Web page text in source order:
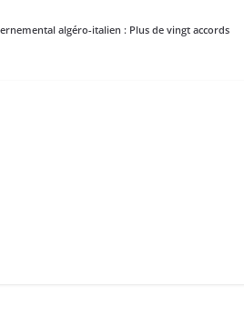
algéro-italien : Plus de vingt accords